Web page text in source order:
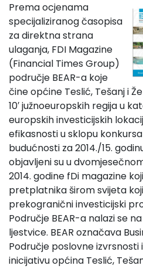
Prema ocjenama
specijaliziranog časopisa
za direktna strana
ulaganja, FDI Magazine
(Financial Times Group)
područje BEAR-a koje
čine općine Teslić, Tešanj i
10′ južnoeuropskih regija u
europskih investicijskih
efikasnosti u sklopu
budućnosti za 2014./15.
objavljeni su u
2014. godine fDi magazine
pretplatnika širom svijeta
prekogranični investicijski
Područje BEAR-a nalazi se
ljestvice. BEAR označava
Područje poslovne
inicijativu općina Teslić,